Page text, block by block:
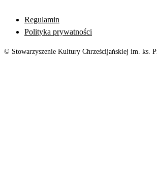
Regulamin
Polityka prywatności
© Stowarzyszenie Kultury Chrześcijańskiej im. ks.